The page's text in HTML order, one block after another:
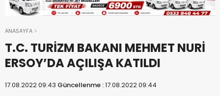
ANASAYFA
T.C. TURİZM BAKANI MEHMET NURİ
ERSOY’DA AÇILIŞA KATILDI
17.08.2022 09:43 Güncellenme :17.08.2022 09:44